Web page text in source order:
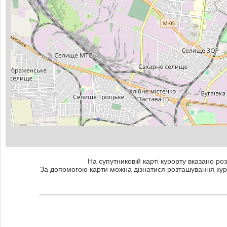
На супутниковій карті курорту вказано
За допомогою карти можна дізнатися розташування